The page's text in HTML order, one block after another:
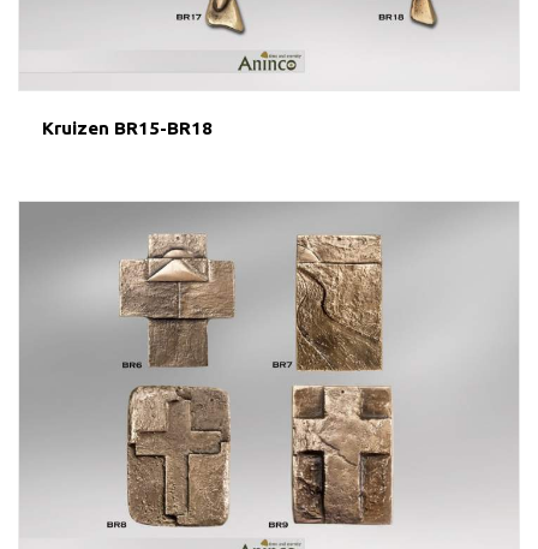
Kruizen BR15-BR18